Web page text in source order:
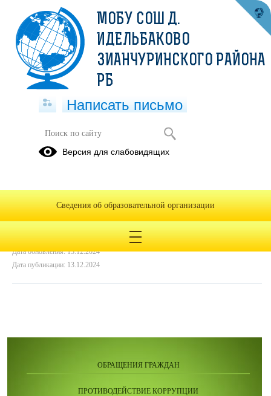
БЛЮДА НА 13.12
Дата обновления: 13.12.2024
Дата публикации: 13.12.2024
ОБРАЩЕНИЯ ГРАЖДАН
ПРОТИВОДЕЙСТВИЕ КОРРУПЦИИ
МОБУ СОШ Д.
ИДЕЛЬБАКОВО
ЗИАНЧУРИНСКОГО РАЙОНА
РБ
Написать письмо
Версия для слабовидящих
Сведения об образовательной организации